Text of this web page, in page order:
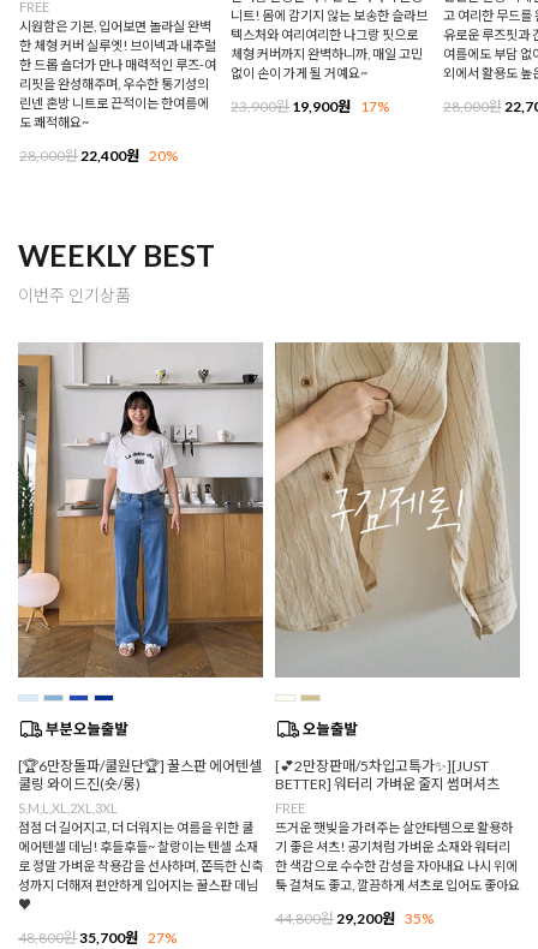
FREE
시원함은 기본, 입어보면 놀라실 완벽
한 체형 커버 실루엣! 브이넥과 내추럴
한 드롭 숄더가 만나 매력적인 루즈-여
리핏을 완성해주며, 우수한 통기성의
린넨 혼방 니트로 끈적이는 한여름에
도 쾌적해요~
28,000원22,400원 20%
니트! 몸에 감기지 않는 보송한 슬라브
텍스처와 여리여리한 나그랑 핏으로
체형 커버까지 완벽하니까, 매일 고민
없이 손이 가게 될 거예요~
23,900원19,900원 17%
고 여리한 무드를
유로운 루즈핏과
여름에도 부담 없
외에서 활용도 높
28,000원
WEEKLY BEST
이번주 인기상품
[🏆6만장돌파/쿨원단🏆] 꿀스판 에어텐셀
쿨링 와이드진(숏/롱)
S,M,L,XL,2XL,3XL
점점 더 길어지고, 더 더워지는 여름을 위한 쿨
에어텐셀 데님! 후들후들~ 찰랑이는 텐셀 소재
로 정말 가벼운 착용감을 선사하며, 쫀득한 신축
성까지 더해져 편안하게 입어지는 꿀스판 데님
♥
48,800원35,700원 27%
[💕2만장판매/5차입고특가✨][JUST
BETTER] 워터리 가벼운 줄지 썸머셔츠
FREE
뜨거운 햇빛을 가려주는 살안타템으로 활용하
기 좋은 셔츠! 공기처럼 가벼운 소재와 워터리
한 색감으로 수수한 감성을 자아내요 나시 위에
툭 걸쳐도 좋고, 깔끔하게 셔츠로 입어도 좋아요
44,800원29,200원 35%